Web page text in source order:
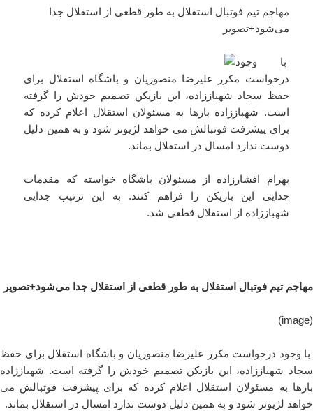
مهاجم تیم فوتبال استقلال به طور قطعی از استقلال جدا
می‌شود+تصویر
با وجود
درخواست مکرر علیرضا منصوریان و باشگاه استقلال برای
حفظ سجاد شهباززاده، این بازیکن تصمیم خودش را گرفته
است. شهباززاده بارها به مسئولان استقلال اعلام کرده که
برای پیشرفت فوتبالش می‌ خواهد لژیونر شود و به همین دلیل
دوست ندارد امسال در استقلال بماند.
بهرام افشارزاده از مسئولان باشگاه خواسته که مقدمات
جدایی این بازیکن را فراهم کنند. به این ترتیب جدایی
شهباززاده از استقلال قطعی شد.
مهاجم تیم فوتبال استقلال به طور قطعی از استقلال جدا می‌شود+تصویر
(image)
با وجود درخواست مکرر علیرضا منصوریان و باشگاه استقلال برای حفظ
سجاد شهباززاده، این بازیکن تصمیم خودش را گرفته است. شهباززاده
بارها به مسئولان استقلال اعلام کرده که برای پیشرفت فوتبالش می‌
خواهد لژیونر شود و به همین دلیل دوست ندارد امسال در استقلال بماند.